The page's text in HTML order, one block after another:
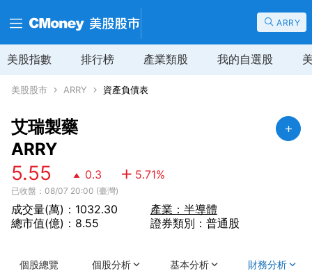
ARRY
美股指數 排行榜 產業類股 我的自選股
美股股市 ARRY 資產負債表
艾瑞製藥
ARRY
5.55 0.3 5.71%
已收盤：08/07 20:00 (臺灣)
成交量(萬)：1032.30
總市值(億)：8.55
產業：半導體
證券類別：普通股
個股總覽 個股分析 基本分析 財務分析